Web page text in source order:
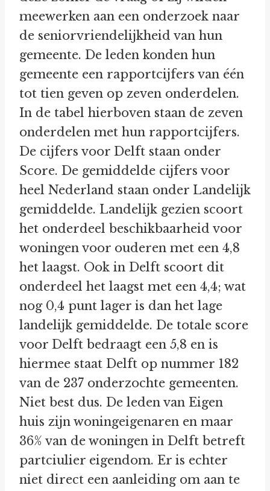
meewerken aan een onderzoek naar
de seniorvriendelijkheid van hun
gemeente. De leden konden hun
gemeente een rapportcijfers van één
tot tien geven op zeven onderdelen.
In de tabel hierboven staan de zeven
onderdelen met hun rapportcijfers.
De cijfers voor Delft staan onder
Score. De gemiddelde cijfers voor
heel Nederland staan onder Landelijk
gemiddelde. Landelijk gezien scoort
het onderdeel beschikbaarheid voor
woningen voor ouderen met een 4,8
het laagst. Ook in Delft scoort dit
onderdeel het laagst met een 4,4; wat
nog 0,4 punt lager is dan het lage
landelijk gemiddelde. De totale score
voor Delft bedraagt een 5,8 en is
hiermee staat Delft op nummer 182
van de 237 onderzochte gemeenten.
Niet best dus. De leden van Eigen
huis zijn woningeigenaren en maar
36% van de woningen in Delft betreft
partciulier eigendom. Er is echter
niet direct een aanleiding om aan te